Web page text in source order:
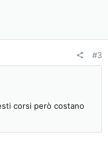
#3
corsi però costano